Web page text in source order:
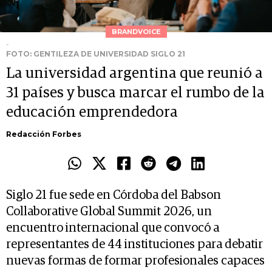
BRANDVOICE
-
FOTO: GENTILEZA DE UNIVERSIDAD SIGLO 21
La universidad argentina que reunió a
31 países y busca marcar el rumbo de la
educación emprendedora
Redacción Forbes
Siglo 21 fue sede en Córdoba del Babson
Collaborative Global Summit 2026, un
encuentro internacional que convocó a
representantes de 44 instituciones para debatir
nuevas formas de formar profesionales capaces